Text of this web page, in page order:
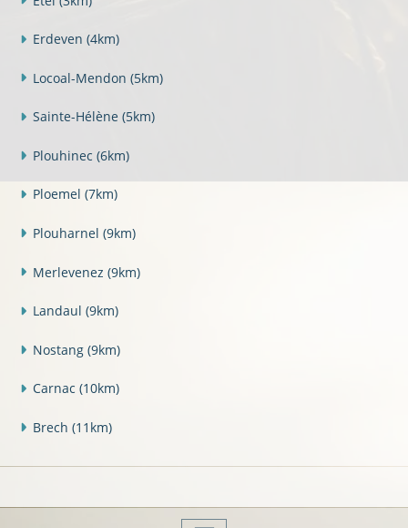
Erdeven (4km)
Locoal-Mendon (5km)
Sainte-Hélène (5km)
Plouhinec (6km)
Ploemel (7km)
Plouharnel (9km)
Merlevenez (9km)
Landaul (9km)
Nostang (9km)
Carnac (10km)
Brech (11km)